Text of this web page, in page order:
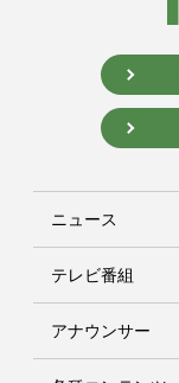
ニュース
テレビ番組
アナウンサー